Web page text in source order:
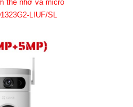
thẻ nhớ và micro
LIUF/SL